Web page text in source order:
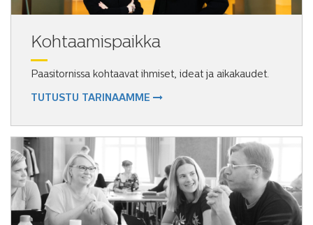
Kohtaamispaikka
Paasitornissa kohtaavat ihmiset, ideat ja aikakaudet.
TUTUSTU TARINAAMME